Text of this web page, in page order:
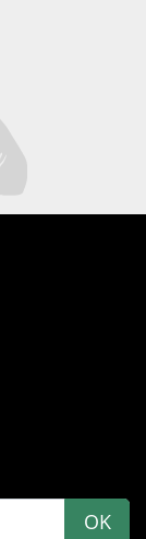
OK